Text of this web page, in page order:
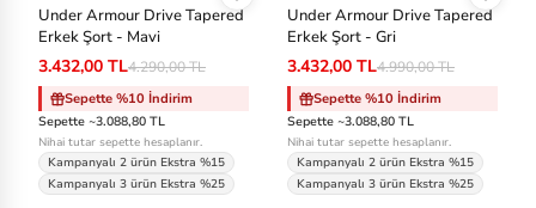
Under Armour Drive Tapered
Erkek Şort - Mavi
3.432,00 TL4.290,00 TL
Sepette %10 İndirim
Sepette ~3.088,80 TL
Nihai tutar sepette hesaplanır.
Kampanyalı 2 ürün Ekstra %15
Kampanyalı 3 ürün Ekstra %25
Under Armour Drive Tapered
Erkek Şort - Gri
3.432,00 TL4.990,00 TL
Sepette %10 İndirim
Sepette ~3.088,80 TL
Nihai tutar sepette hesaplanır.
Kampanyalı 2 ürün Ekstra %15
Kampanyalı 3 ürün Ekstra %25